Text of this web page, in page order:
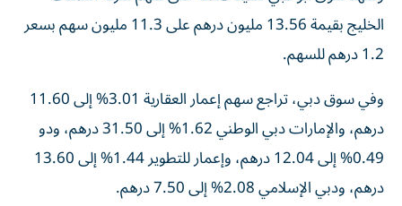
الخليج بقيمة 13.56 مليون درهم على 11.3 مليون سهم بسعر
1.2 درهم للسهم.
وفي سوق دبي، تراجع سهم إعمار العقارية 3.01% إلى 11.60
درهم، والإمارات دبي الوطني 1.62% إلى 31.50 درهم، ودو
0.49% إلى 12.04 درهم، وإعمار للتطوير 1.44% إلى 13.60
درهم، ودبي الإسلامي 2.08% إلى 7.50 درهم.